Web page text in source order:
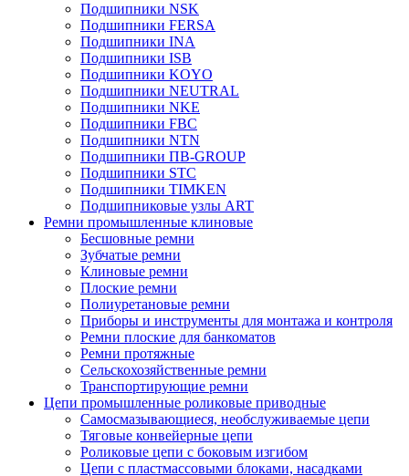
Подшипники NSK
Подшипники FERSA
Подшипники INA
Подшипники ISB
Подшипники KOYO
Подшипники NEUTRAL
Подшипники NKE
Подшипники FBC
Подшипники NTN
Подшипники ПВ-GROUP
Подшипники STC
Подшипники TIMKEN
Подшипниковые узлы ART
Ремни промышленные клиновые
Бесшовные ремни
Зубчатые ремни
Клиновые ремни
Плоские ремни
Полиуретановые ремни
Приборы и инструменты для монтажа и контроля
Ремни плоские для банкоматов
Ремни протяжные
Сельскохозяйственные ремни
Транспортирующие ремни
Цепи промышленные роликовые приводные
Самосмазывающиеся, необслуживаемые цепи
Тяговые конвейерные цепи
Роликовые цепи с боковым изгибом
Цепи с пластмассовыми блоками, насадками